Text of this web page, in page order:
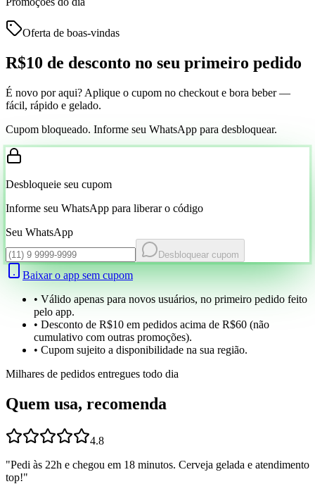
Oferta de boas-vindas
R$10 de desconto no seu primeiro pedido
É novo por aqui? Aplique o cupom no checkout e bora beber —
fácil, rápido e gelado.
Cupom bloqueado. Informe seu WhatsApp para desbloquear.
Desbloqueie seu cupom
Informe seu WhatsApp para liberar o código
Seu WhatsApp
Desbloquear cupom
Baixar o app sem cupom
• Válido apenas para novos usuários, no primeiro pedido feito
pelo app.
• Desconto de R$10 em pedidos acima de R$60 (não
cumulativo com outras promoções).
• Cupom sujeito a disponibilidade na sua região.
Milhares de pedidos entregues todo dia
Quem usa, recomenda
4.8
"Pedi às 22h e chegou em 18 minutos. Cerveja gelada e atendimento
top!"